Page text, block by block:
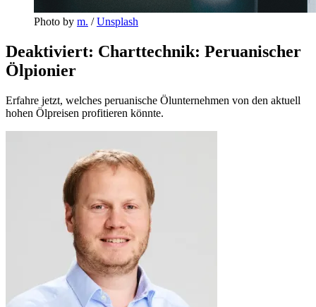
Photo by m. / Unsplash
Deaktiviert: Charttechnik: Peruanischer
Ölpionier
Erfahre jetzt, welches peruanische Ölunternehmen von den aktuell
hohen Ölpreisen profitieren könnte.